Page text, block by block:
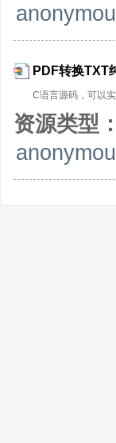
PDF转换TXT
C语言源码，可以
资源类型：